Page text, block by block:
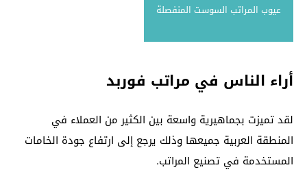
عيوب المراتب السوست المنفصلة
أراء الناس في مراتب فوربد
لقد تميزت بجماهيرية واسعة بين الكثير من العملاء في
المنطقة العربية جميعها وذلك يرجع إلى ارتفاع جودة الخامات
المستخدمة في تصنيع المراتب.